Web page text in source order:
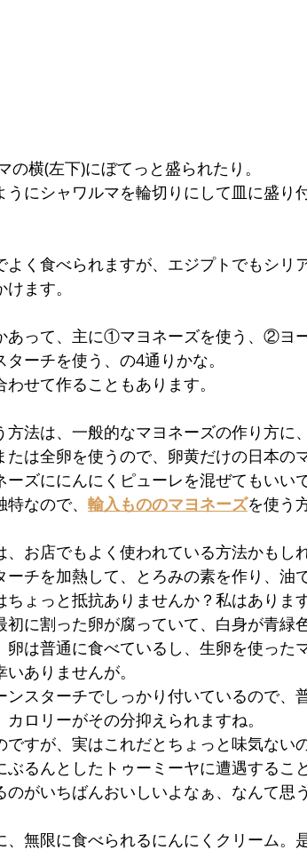
の横(左下)にぼてっと盛られたり。
うにシャワルマを輪切りにして皿に盛り
よく食べられますが、エジプトでもシリ
ます。
あって、主に①マヨネーズを使う、②ヨ
ーチを使う、の4通りかな。
せて作ることもあります。
方法は、一般的なマヨネーズの作り方に
たは全卵を使うので、卵黄だけの日本の
ーズににんにくピューレを混ぜてもいい
なので、 輸入もののマヨネーズを使う
、お店でもよく使われている方法かもし
ーチを加熱して、とろみの素を作り、油
ょっと抵抗ありませんか？私はあります
初に割った卵が腐っていて、白身が青緑
卵は普通に食べているし、生卵を使った
ありませんが。
ンスターチでしっかり付いているので、
ロリーがその分抑えられますね。
すが、実はこれだとちょっと味気ないの
るんとしたトゥーミーヤに遭遇するこ
のがいちばんおいしいよなぁ、なんて思
無限に食べられるにんにくクリーム。